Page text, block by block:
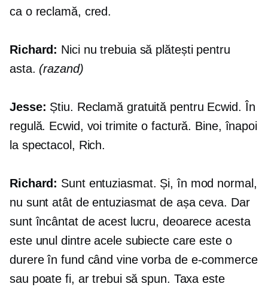
ca o reclamă, cred.
Richard: Nici nu trebuia să plătești pentru
asta. (razand)
Jesse: Știu. Reclamă gratuită pentru Ecwid. În
regulă. Ecwid, voi trimite o factură. Bine, înapoi
la spectacol, Rich.
Richard: Sunt entuziasmat. Și, în mod normal,
nu sunt atât de entuziasmat de așa ceva. Dar
sunt încântat de acest lucru, deoarece acesta
este unul dintre acele subiecte care este o
durere în fund când vine vorba de e-commerce
sau poate fi, ar trebui să spun. Taxa este